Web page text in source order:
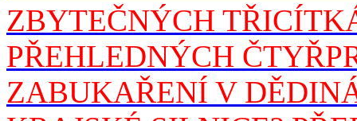
ZBYTEČNÝCH
PŘEHLEDNÝCH
ZABUKAŘENÍ V